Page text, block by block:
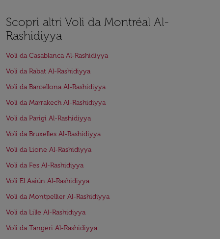
Scopri altri Voli da Montréal Al-
Rashidiyya
Voli da Casablanca Al-Rashidiyya
Voli da Rabat Al-Rashidiyya
Voli da Barcellona Al-Rashidiyya
Voli da Marrakech Al-Rashidiyya
Voli da Parigi Al-Rashidiyya
Voli da Bruxelles Al-Rashidiyya
Voli da Lione Al-Rashidiyya
Voli da Fes Al-Rashidiyya
Voli El Aaiún Al-Rashidiyya
Voli da Montpellier Al-Rashidiyya
Voli da Lille Al-Rashidiyya
Voli da Tangeri Al-Rashidiyya